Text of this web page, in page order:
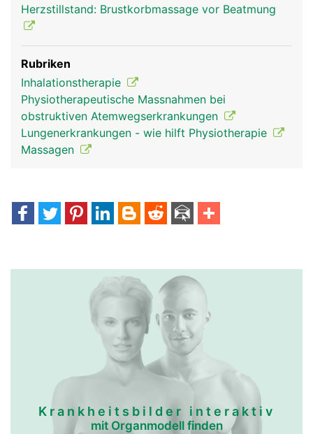
Herzstillstand: Brustkorbmassage vor Beatmung
Rubriken
Inhalationstherapie
Physiotherapeutische Massnahmen bei
obstruktiven Atemwegserkrankungen
Lungenerkrankungen - wie hilft Physiotherapie
Massagen
Krankheitsbilder interaktiv
mit Organmodell finden